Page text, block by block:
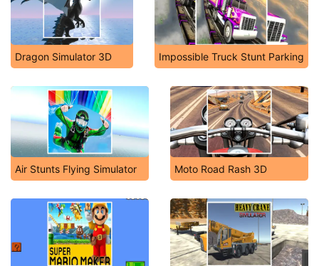
Dragon Simulator 3D Impossible Truck Stunt Parking
Air Stunts Flying Simulator Moto Road Rash 3D